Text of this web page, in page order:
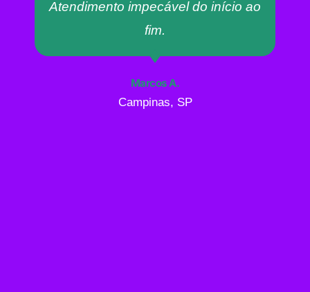
Atendimento impecável do início ao
fim.
Marcos A.
Campinas, SP